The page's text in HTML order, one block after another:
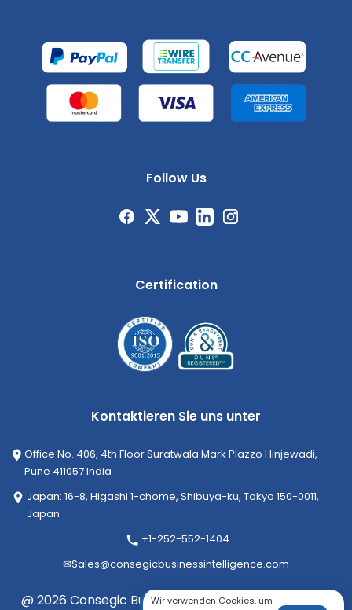
Follow Us
Certification
Kontaktieren Sie uns unter
Office No. 406, 4th Floor Suratwala Mark Plazzo Hinjewadi,
Pune 411057 India
Japan: 16-8, Higashi 1-chome, Shibuya-ku, Tokyo 150-0011,
Japan
+1-252-552-1404
✉Sales@consegicbusinessintelligence.com
@ 2026 Consegic Business Intelligence Pvt Ltd. Alle
Wir verwenden Cookies, um